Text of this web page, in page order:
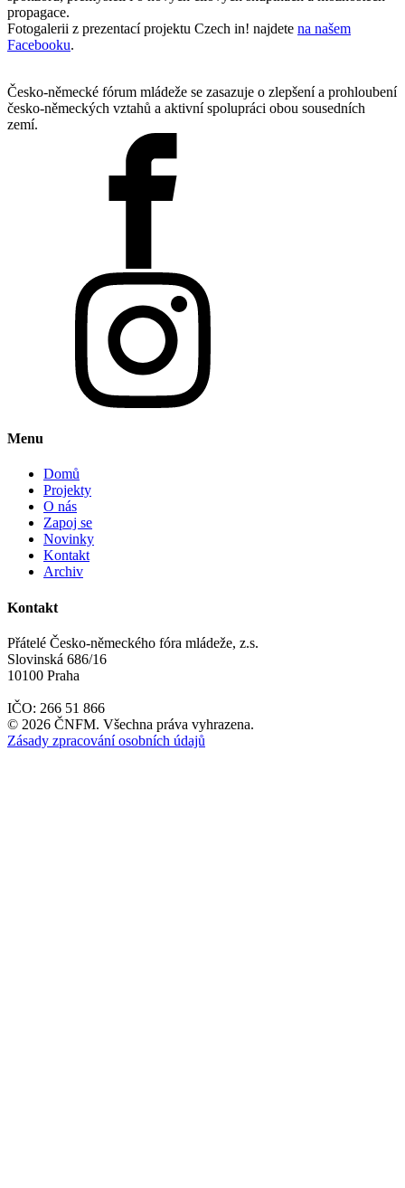
propagace.
Fotogalerii z prezentací projektu Czech in! najdete na našem
Facebooku.
Česko-německé fórum mládeže se zasazuje o zlepšení a prohloubení
česko-německých vztahů a aktivní spolupráci obou sousedních
zemí.
Menu
Domů
Projekty
O nás
Zapoj se
Novinky
Kontakt
Archiv
Kontakt
Přátelé Česko-německého fóra mládeže, z.s.
Slovinská 686/16
10100 Praha
IČO: 266 51 866
© 2026 ČNFM. Všechna práva vyhrazena.
Zásady zpracování osobních údajů